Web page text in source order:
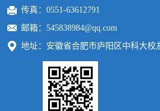
传真：0551-63612791
邮箱：545838984@qq.com
地址：安徽省合肥市庐阳区中科大校